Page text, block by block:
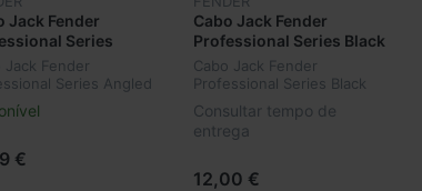
Jack Fender
Series
Black 3mt. 099-
025
Jack Fender
Series Angled
3mt. 099-0820-025
€
Cabo Jack Fender
Professional Series Black
3mt. 099-0820-024
Cabo Jack Fender
Professional Series Black
Consultar tempo de
entrega
12,00 €